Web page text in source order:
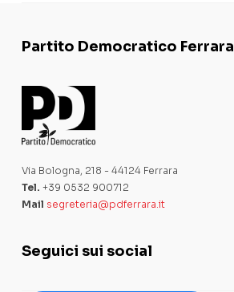
Partito Democratico Ferrara
Via Bologna, 218 - 44124 Ferrara
Tel. +39 0532 900712
Mail segreteria@pdferrara.it
Seguici sui social